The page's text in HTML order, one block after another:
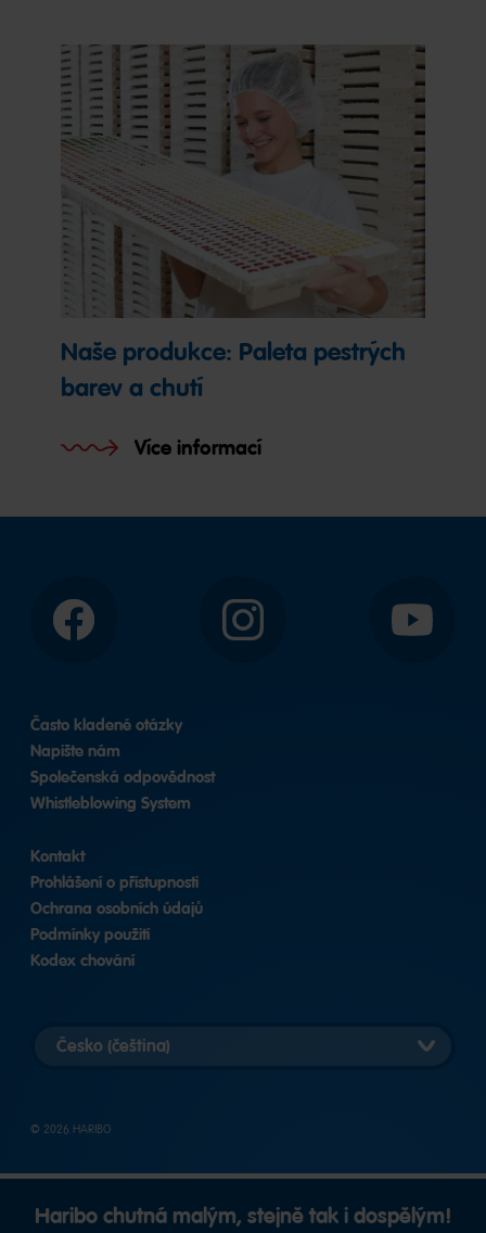
Naše produkce: Paleta pestrých
barev a chutí
Více informací
Facebook Instagram YouTube
Často kladené otázky
Napište nám
Společenská odpovědnost
Whistleblowing System
Kontakt
Prohlášení o přístupnosti
Ochrana osobních údajů
Podmínky použití
Kodex chování
Vybrat
zemi
© 2026 HARIBO
Haribo chutná malým, stejně tak i dospělým!